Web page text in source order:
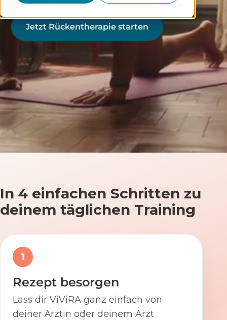
Jetzt Rückentherapie starten
In 4 einfachen Schritten zu
deinem täglichen Training
1
Rezept besorgen
Lass dir ViViRA ganz einfach von
deiner Ärztin oder deinem Arzt